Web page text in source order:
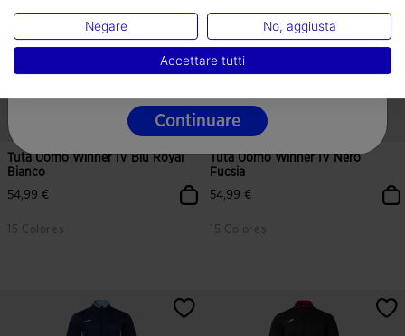
Tuta Uomo Winner IV Blu Royal
Bianco
54,99 €
15 Colores
5 su 5 valutazione dei clienti
Tuta Uomo Winner IV Nero
Fucsia
54,99 €
15 Colores
5 su 5 valutazione dei clienti
Lingua
Italiano
Continuare
Negare No, aggiusta
Accettare tutti